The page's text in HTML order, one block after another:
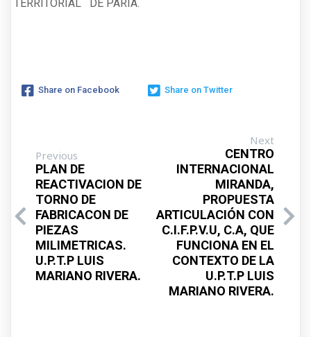
TERRITORIAL DE PARIA.
Share on Facebook Share on Twitter
Previous
PLAN DE
REACTIVACION DE
TORNO DE
FABRICACON DE
PIEZAS
MILIMETRICAS.
U.P.T.P LUIS
MARIANO RIVERA.
Next
CENTRO
INTERNACIONAL
MIRANDA,
PROPUESTA
ARTICULACIÓN CON
C.I.F.P.V.U, C.A, QUE
FUNCIONA EN EL
CONTEXTO DE LA
U.P.T.P LUIS
MARIANO RIVERA.